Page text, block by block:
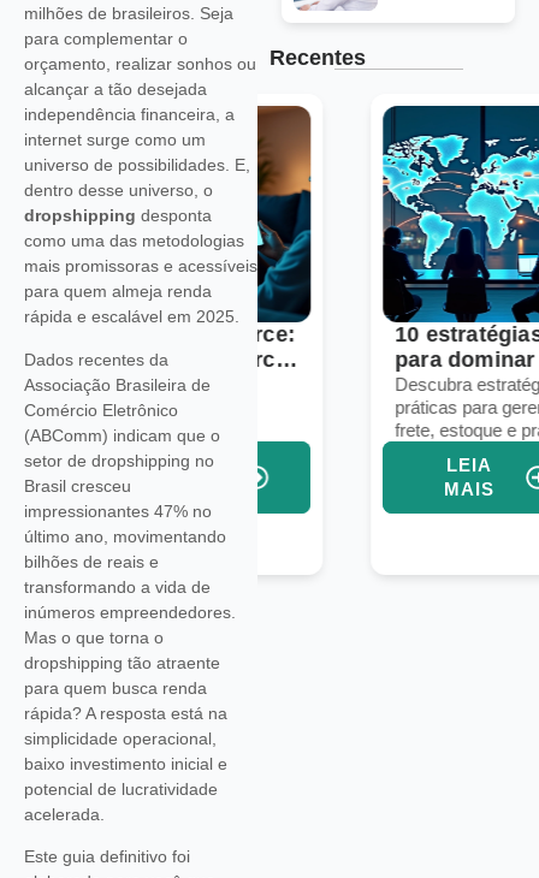
milhões de brasileiros. Seja
para complementar o
orçamento, realizar sonhos ou
alcançar a tão desejada
independência financeira, a
internet surge como um
universo de possibilidades. E,
dentro desse universo, o
dropshipping desponta
como uma das metodologias
mais promissoras e acessíveis
para quem almeja renda
rápida e escalável em 2025.
Dados recentes da
Associação Brasileira de
Comércio Eletrônico
(ABComm) indicam que o
setor de dropshipping no
Brasil cresceu
impressionantes 47% no
último ano, movimentando
bilhões de reais e
transformando a vida de
inúmeros empreendedores.
Mas o que torna o
dropshipping tão atraente
para quem busca renda
rápida? A resposta está na
simplicidade operacional,
baixo investimento inicial e
potencial de lucratividade
acelerada.
Este guia definitivo foi
Recentes
seu e-commerce
está pronto para
vendas por voz?
Descubra como
preparar seu e-
commerce para
vendas por voz e
aumentar conversões
com assistentes
virtuais e IA integrada.
LEIA
MAIS
10 estratégias
para dominar a
logística em
marketplaces
globais
Descubra estratégias
práticas para gerenciar
frete, estoque e prazos
em marketplaces
globais e aumentar